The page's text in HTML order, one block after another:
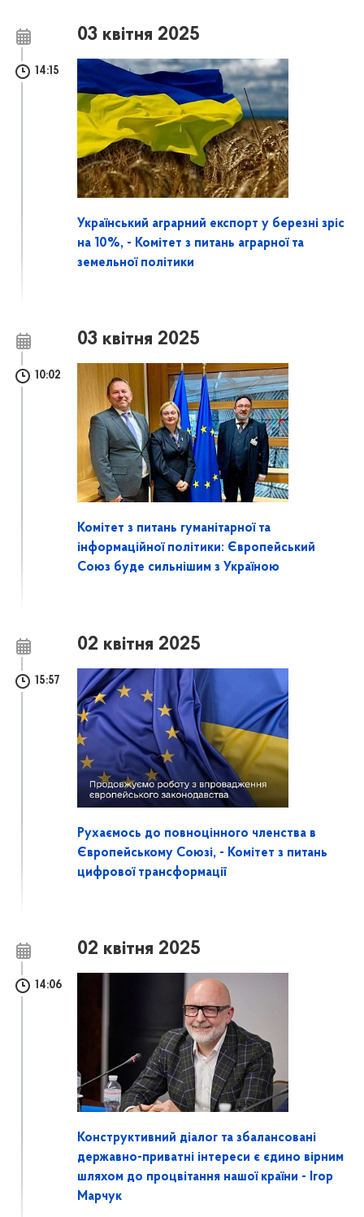
03 квітня 2025
14:15
Український аграрний експорт у березні зріс
на 10%, - Комітет з питань аграрної та
земельної політики
03 квітня 2025
10:02
Комітет з питань гуманітарної та
інформаційної політики: Європейський
Союз буде сильнішим з Україною
02 квітня 2025
15:57
Рухаємось до повноцінного членства в
Європейському Союзі, - Комітет з питань
цифрової трансформації
02 квітня 2025
14:06
Конструктивний діалог та збалансовані
державно-приватні інтереси є єдино вірним
шляхом до процвітання нашої країни - Ігор
Марчук